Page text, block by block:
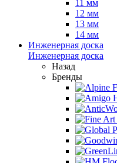
11 мм
12 мм
13 мм
14 мм
Инженерная доска
Инженерная доска
Назад
Бренды